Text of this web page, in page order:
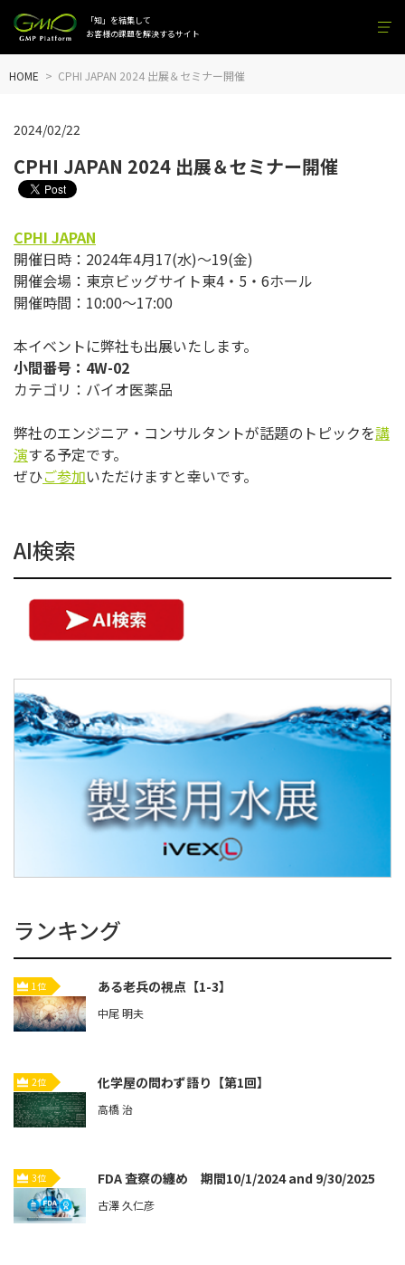
「知」を結集して
お客様の課題を解決するサイト
HOME CPHI JAPAN 2024 出展＆セミナー開催
CPHI JAPAN 2024 出展＆セミナー開催
2024/02/22
CPHI JAPAN
開催日時：2024年4月17(水)～19(金)
開催会場：東京ビッグサイト東4・5・6ホール
開催時間：10:00～17:00
本イベントに弊社も出展いたします。
小間番号：4W-02
カテゴリ：バイオ医薬品
弊社のエンジニア・コンサルタントが話題のトピックを講
演する予定です。
ぜひご参加いただけますと幸いです。
AI検索
ランキング
1位 ある老兵の視点【1-3】
中尾 明夫
2位 化学屋の問わず語り【第1回】
高橋 治
3位 FDA 査察の纏め 期間10/1/2024 and 9/30/2025
古澤 久仁彦